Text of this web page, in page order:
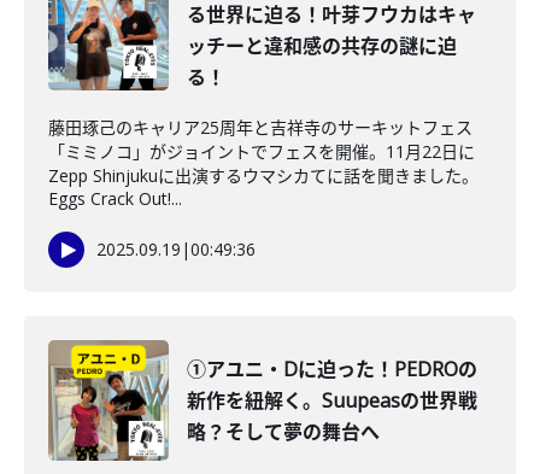
る世界に迫る！叶芽フウカはキャ
ッチーと違和感の共存の謎に迫
る！
藤田琢己のキャリア25周年と吉祥寺のサーキットフェス
「ミミノコ」がジョイントでフェスを開催。11月22日に
Zepp Shinjukuに出演するウマシカてに話を聞きました。
Eggs Crack Out!...
2025.09.19 |00:49:36
①アユニ・Dに迫った！PEDROの
新作を紐解く。Suupeasの世界戦
略？そして夢の舞台へ